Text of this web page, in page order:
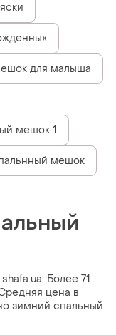
для малыша
мешок 1
мешок
Более 71
цена в
зимний спальный